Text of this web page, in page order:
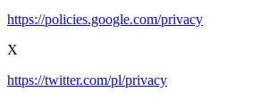
https://policies.google.com/privacy
X
https://twitter.com/pl/privacy